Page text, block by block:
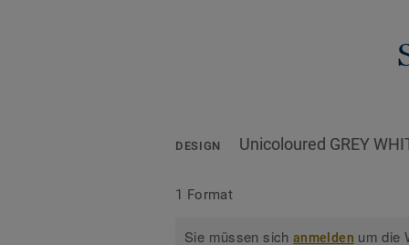
DESIGN Unicoloured GREY
1 Format
Sie müssen sichanmelden um die